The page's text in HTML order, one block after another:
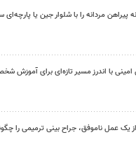
پیراهن مردانه را با شلوار جین یا
امینی با اندرز مسیر تازه‌ای برای آموزش
یک عمل ناموفق، جراح بینی ترمیمی را